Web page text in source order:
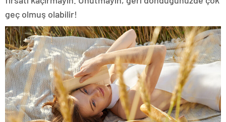
geç olmuş olabilir!